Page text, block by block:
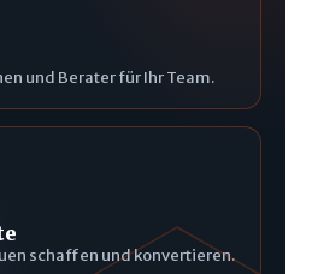
und Berater für Ihr Team.
schaffen und konvertieren.